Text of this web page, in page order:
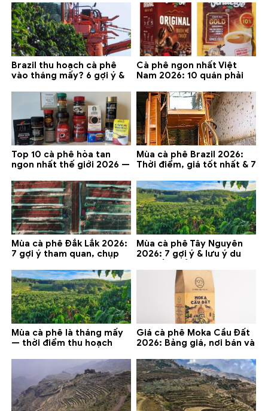
Brazil thu hoạch cà phê
vào tháng mấy? 6 gợi ý &
Cà phê ngon nhất Việt
Nam 2026: 10 quán phải
Lạt
Top 10 cà phê hòa tan
ngon nhất thế giới 2026 —
Mùa cà phê Brazil 2026:
Thời điểm, giá tốt nhất & 7
Mùa cà phê Đắk Lắk 2026:
7 gợi ý tham quan, chụp
Mùa cà phê Tây Nguyên
2026: 7 gợi ý & lưu ý du
Mùa cà phê là tháng mấy
— thời điểm thu hoạch
Giá cà phê Moka Cầu Đất
2026: Bảng giá, nơi bán và